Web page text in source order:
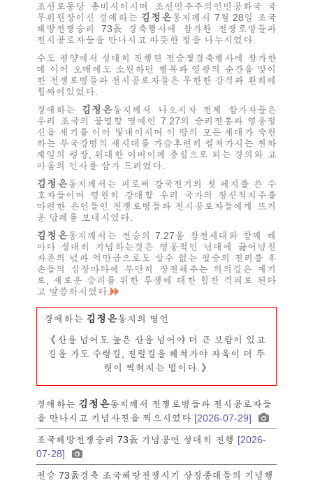
조선로동당 총비서이시며 조선민주주의인민공화국 국
무위원장이신 경애하는 김정은동지께서 7월 28일 조국
해방전쟁승리 73돐 경축행사에 참가한 전쟁로병들과
전시공로자들을 만나시고 따뜻한 정을 나누시였다.
수도 평양에서 성대히 진행된 전승절경축행사에 참가한
데 이어 오매에도 소원하던 행복과 영광의 순간을 맞이
한 전쟁로병들과 전시공로자들은 무한한 감격과 환희에
휩싸여있었다.
경애하는
김정은동지께서 나오시자 전체 참가자들은
우리 조국의 불멸할 명예인 7.27의 승리전통과 영웅정
신을 세기를 이어 빛내이시며 이 땅의 모든 세대가 숙원
하는 부국강병의 새시대를 가슴후련히 펼쳐가시는 천하
제일의 령장, 위대한 어버이께 충심으로 되는 경의와 고
마움의 인사를 삼가 드리였다.
김정은동지께서는 피로써 강국전기의 첫 페지를 쓴 수
호자들이며 영원히 강대할 우리 국가의 정신적지주를
마련한 은인들인 전쟁로병들과 전시공로자들에게 뜨거
운 답례를 보내시였다.
김정은동지께서는 전승의 7.27을 참전세대와 함께 해
마다 성대히 기념하는것은 영웅적인 년대에 끓어넘친
자존의 넋과 억만금으로도 살수 없는 필승의 진리를 후
손들의 심장마다에 부단히 장전해주는 의의깊은 계기
로, 새로운 승리를 위한 투쟁에 대한 힘찬 격려로 된다
고 말씀하시였다.
경애하는 김정은동지의 명언
《산을 넘어도 높은 산을 넘어야 더 큰 보람이 있고
길을 가도 수렁길, 진펄길을 헤쳐가야 자욱이 더 뚜
렷이 찍혀지는 법이다.》
경애하는 김정은동지께서 전쟁로병들과 전시공로자들
을 만나시고 기념사진을 찍으시였다 [2026-07-29]
조국해방전쟁승리 73돐 기념공연 성대히 진행 [2026-
07-28]
전승 73돐경축 조국해방전쟁시기 상징종대들의 기념행